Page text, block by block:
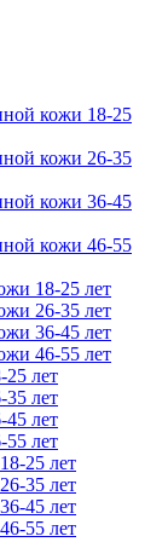
кожи 18-25
кожи 26-35
кожи 36-45
кожи 46-55
18-25 лет
26-35 лет
36-45 лет
46-55 лет
25 лет
35 лет
45 лет
55 лет
25 лет
35 лет
45 лет
55 лет